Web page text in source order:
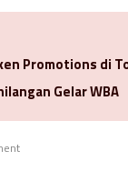
Promotions di
Gelar WBA